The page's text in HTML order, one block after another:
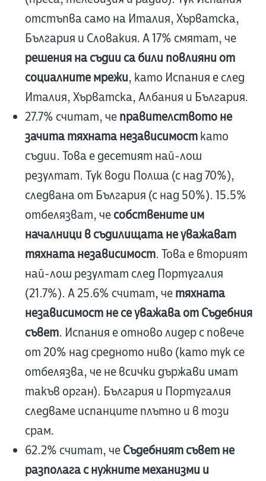
отстъпва само на Италия, Хърватска,
България и Словакия. А 17% смятат, че
решения на съдии са били повлияни от
социалните мрежи, като Испания е след
Италия, Хърватска, Албания и България.
27.7% считат, чеправителството не
зачита тяхната независимосткато
съдии. Това е десетият най-лош
резултат. Тук води Полша (с над 70%),
следвана от България (с над 50%). 15.5%
отбелязват, чесобствените им
началници в съдилищата не уважават
тяхната независимост. Това е вторият
най-лош резултат след Португалия
(21.7%). А 25.6% считат, четяхната
независимост не се уважава от Съдебния
съвет. Испания е отново лидер с повече
от 20% над средното ниво (като тук се
отбелязва, че не всички държави имат
такъв орган). България и Португалия
следваме испанците плътно и в този
срам.
62.2% считат, чеСъдебният съвет не
разполага с нужните механизми и